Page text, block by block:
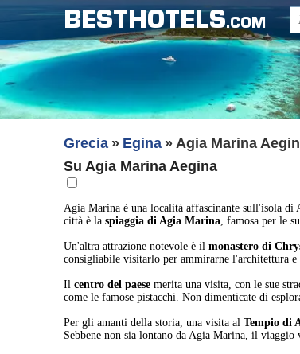
BESTHOTELS.COM
Grecia Egina
Agia Marina
Su Agia Marina Aegina
Agia Marina è una località affascinante sull'isola di
città è laspiaggia di Agia Marina, famosa per le
Un'altra attrazione notevole è ilmonastero di
consigliabile visitarlo per ammirarne l'architettura e
Ilcentro del paese merita una visita, con le sue
come le famose pistacchi. Non dimenticate di
Per gli amanti della storia, una visita alTempio di
Sebbene non sia lontano da Agia Marina, il viaggio